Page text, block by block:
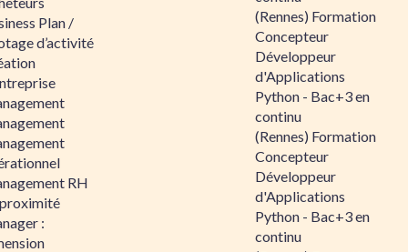
Plan /
d’activité
RH
:
(Rennes) Formation
Concepteur
Développeur
d'Applications
Python - Bac+3 en
continu
(Rennes) Formation
Concepteur
Développeur
d'Applications
Python - Bac+3 en
continu